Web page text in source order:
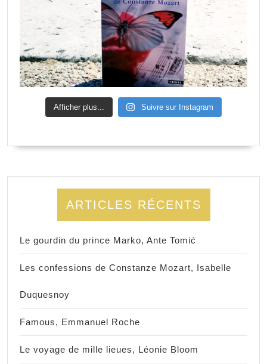
Afficher plus... Suivre sur Instagram
ARTICLES RÉCENTS
Le gourdin du prince Marko, Ante Tomić
Les confessions de Constanze Mozart, Isabelle
Duquesnoy
Famous, Emmanuel Roche
Le voyage de mille lieues, Léonie Bloom